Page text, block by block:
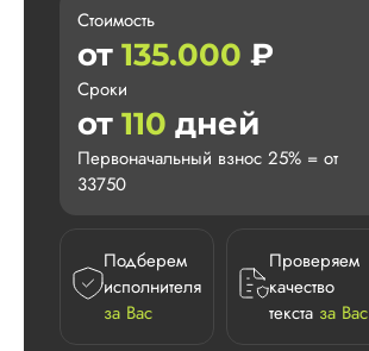
Стоимость
от 135.000 ₽
Сроки
от 110 дней
Первоначальный взнос 25% = от
33750
Подберем
исполнителя
за Вас
Проверяем
качество
текста за Вас